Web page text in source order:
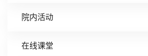
院内活动
在线课堂